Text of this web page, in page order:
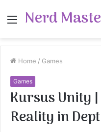
Menu
Nerd
Home / Games
Games
Kursus Unity
Reality in